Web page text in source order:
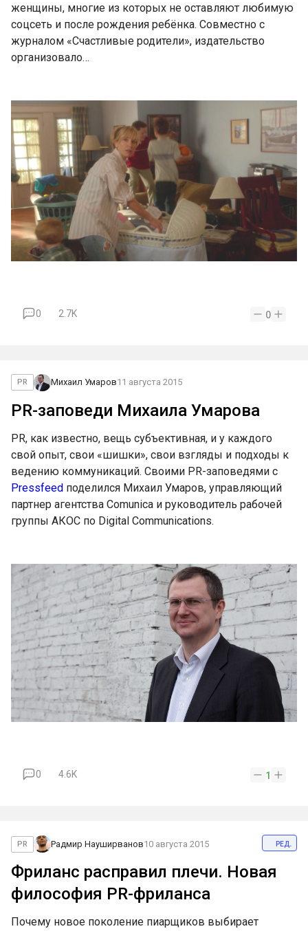
женщины, многие из которых не оставляют любимую
соцсеть и после рождения ребёнка. Совместно с
журналом «Счастливые родители», издательство
организовало…
0 2.7K 0
PR Михаил Умаров11 августа 2015
PR-заповеди Михаила Умарова
PR, как известно, вещь субъективная, и у каждого
свой опыт, свои «шишки», свои взгляды и подходы к
ведению коммуникаций. Своими PR-заповедями с
Pressfeed поделился Михаил Умаров, управляющий
партнер агентства Сomunica и руководитель рабочей
группы АКОС по Digital Communications.
0 4.6K 1
PR Радмир Науширванов10 августа 2015 ред.
Фриланс расправил плечи. Новая
философия PR-фриланса
Почему новое поколение пиарщиков выбирает